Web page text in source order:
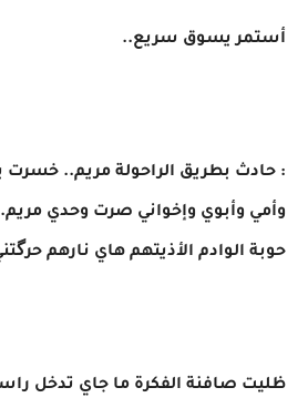
أستمر يسوق سريع..
​: حادث بطريق الراحولة مريم.. خسرت
وأمي وأبوي وإخواني صرت وحدي
حوبة الوادم الأذيتهم هاي نارهم
​ظليت صافنة الفكرة ما جاي تدخل